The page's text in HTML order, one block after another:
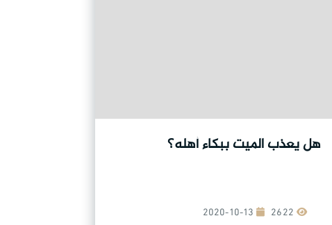
هل يعذب الميت ببكاء أهله؟
2020-10-13